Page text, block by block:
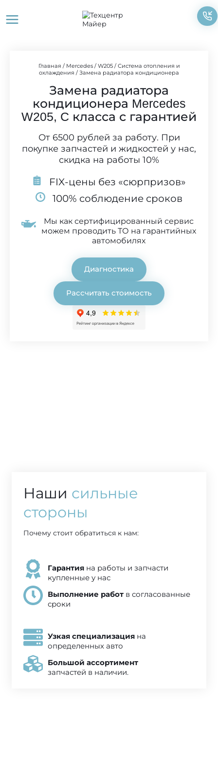
содержимому
Главная / Mercedes/ W205/ Система отопления и
охлаждения / Замена радиатора кондиционера
Замена радиатора
кондиционера Mercedes
W205, C класса с гарантией
От 6500 рублей за работу. При
покупке запчастей и жидкостей у нас,
скидка на работы 10%
FIX-цены без «сюрпризов»
100% соблюдение сроков
Мы как сертифицированный сервис
можем проводить ТО на гарантийных
автомобилях
Диагностика
Рассчитать стоимость
Наши сильные
стороны
Почему стоит обратиться к нам:
Гарантия на работы и запчасти
купленные у нас
Выполнение работ в согласованные
сроки
Узкая специализация на
определенных авто
Большой ассортимент
запчастей в наличии.